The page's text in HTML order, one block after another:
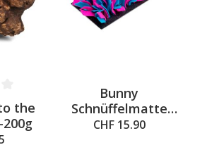
of 1 out of 5 stars
the
200g
Bunny
Schnüffelmatte
Filz, türkis-pink
CHF 15.90